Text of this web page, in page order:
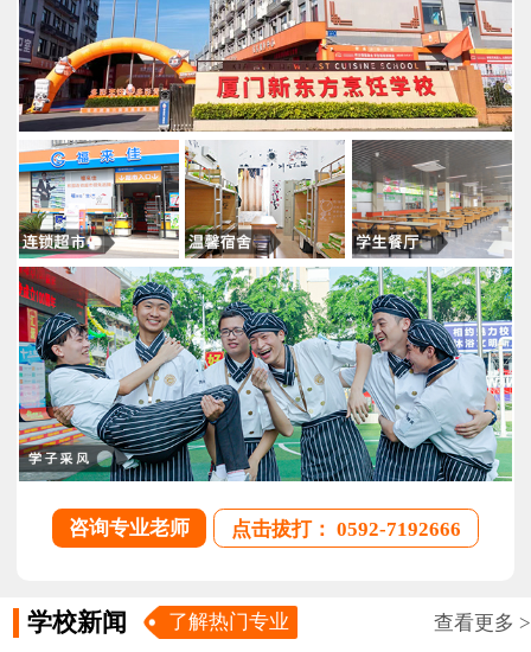
咨询专业老师 点击拔打： 0592-7192666
学校新闻 了解热门专业 查看更多 >